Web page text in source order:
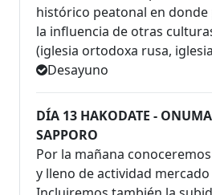
histórico peatonal en
la influencia de otras
(iglesia ortodoxa rusa,
Desayuno
DÍA 13 HAKODATE -
SAPPORO
Por la mañana
y lleno de actividad